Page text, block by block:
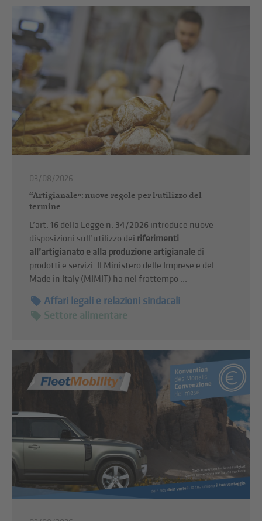
03/08/2026
“Artigianale”: nuove regole per l’utilizzo del
termine
L’art. 16 della Legge n. 34/2026 introduce nuove
disposizioni sull’utilizzo dei riferimenti
all’artigianato e alla produzione artigianaledi
prodotti e servizi. Il Ministero delle Imprese e del
Made in Italy (MIMIT) ha nel frattempo ...
Affari legali e relazioni sindacali
Settore alimentare